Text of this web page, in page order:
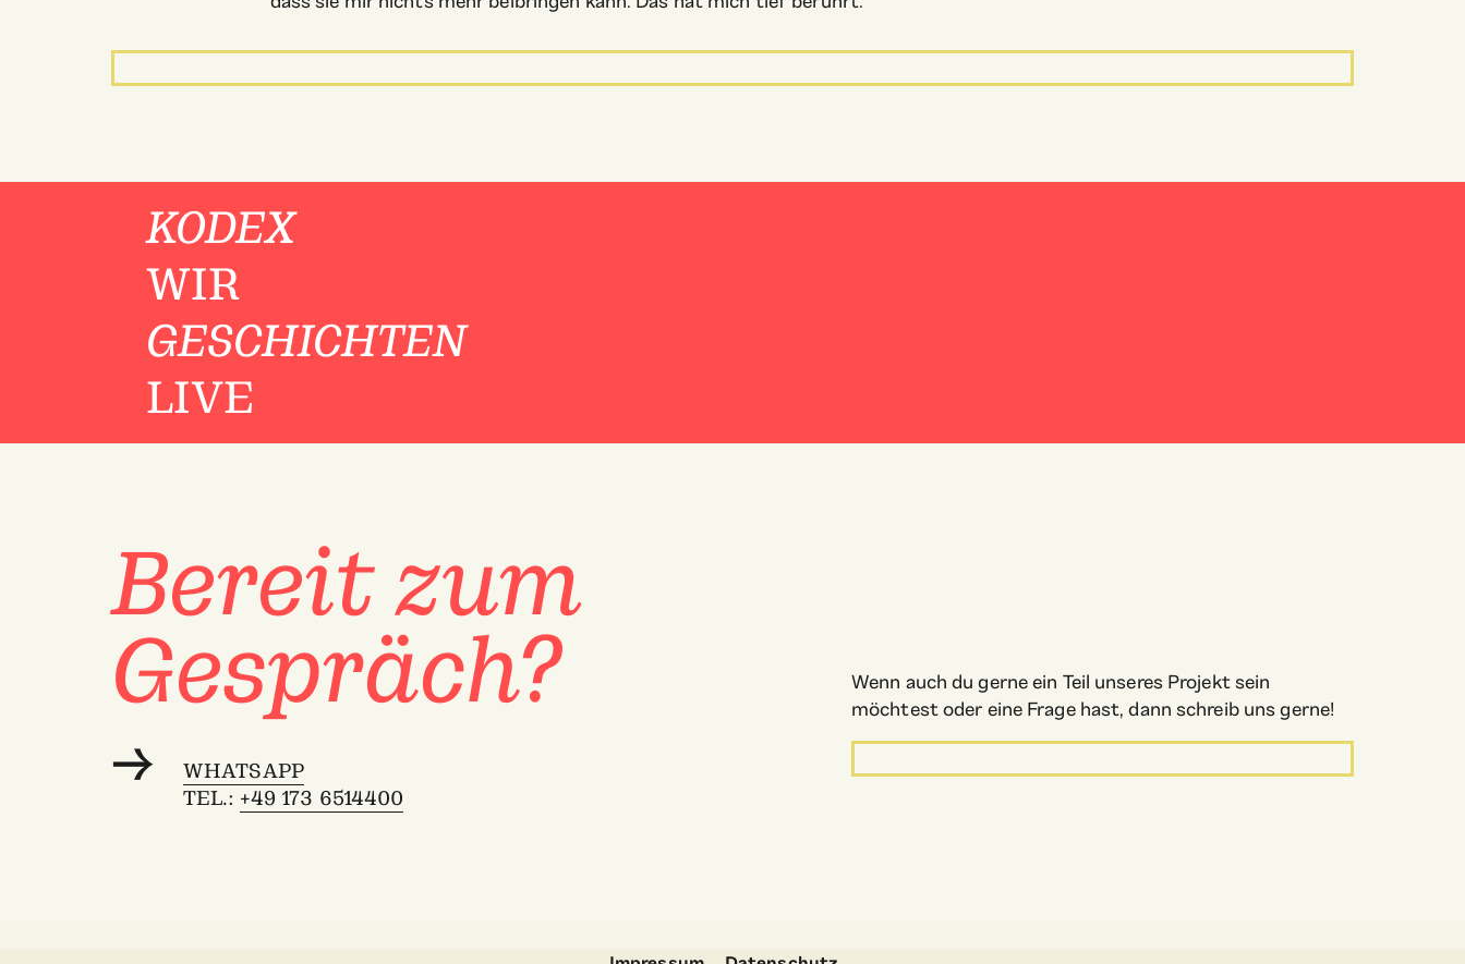
KODEX
WIR
GESCHICHTEN
LIVE
Bereit zum
Gespräch?
WHATSAPP
TEL.: +49 173 6514400
Wenn auch du gerne ein Teil unseres Projekt sein
möchtest oder eine Frage hast, dann schreib uns gerne!